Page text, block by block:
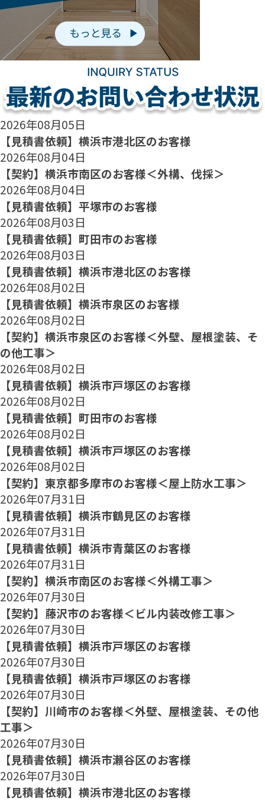
2026年08月05日
【見積書依頼】横浜市港北区のお客様
2026年08月04日
【契約】横浜市南区のお客様＜外構、伐採＞
2026年08月04日
【見積書依頼】平塚市のお客様
2026年08月03日
【見積書依頼】町田市のお客様
2026年08月03日
【見積書依頼】横浜市港北区のお客様
2026年08月02日
【見積書依頼】横浜市泉区のお客様
2026年08月02日
【契約】横浜市泉区のお客様＜外壁、屋根塗装、そ
の他工事＞
2026年08月02日
【見積書依頼】横浜市戸塚区のお客様
2026年08月02日
【見積書依頼】町田市のお客様
2026年08月02日
【見積書依頼】横浜市戸塚区のお客様
2026年08月02日
【契約】東京都多摩市のお客様＜屋上防水工事＞
2026年07月31日
【見積書依頼】横浜市鶴見区のお客様
2026年07月31日
【見積書依頼】横浜市青葉区のお客様
2026年07月31日
【契約】横浜市南区のお客様＜外構工事＞
2026年07月30日
【契約】藤沢市のお客様＜ビル内装改修工事＞
2026年07月30日
【見積書依頼】横浜市戸塚区のお客様
2026年07月30日
【見積書依頼】横浜市戸塚区のお客様
2026年07月30日
【契約】川崎市のお客様＜外壁、屋根塗装、その他
工事＞
2026年07月30日
【見積書依頼】横浜市瀬谷区のお客様
2026年07月30日
【見積書依頼】横浜市港北区のお客様